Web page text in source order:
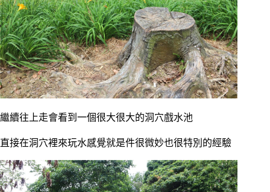
繼續往上走會看到一個很大很大的洞穴戲水池
直接在洞穴裡來玩水感覺就是件很微妙也很特別的經驗